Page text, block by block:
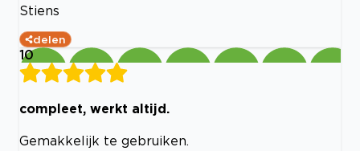
Stiens
delen
10
compleet, werkt altijd.
Gemakkelijk te gebruiken.